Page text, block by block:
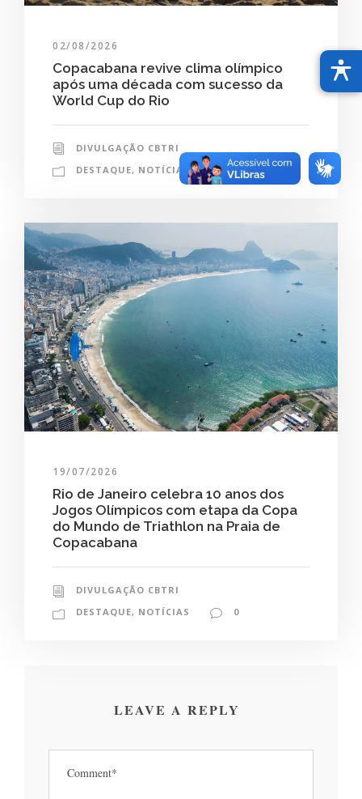
02/08/2026
Copacabana revive clima olímpico
após uma década com sucesso da
World Cup do Rio
DIVULGAÇÃO CBTRI
DESTAQUE, NOTÍCIAS 0
19/07/2026
Rio de Janeiro celebra 10 anos dos
Jogos Olímpicos com etapa da Copa
do Mundo de Triathlon na Praia de
Copacabana
DIVULGAÇÃO CBTRI
DESTAQUE, NOTÍCIAS 0
LEAVE A REPLY